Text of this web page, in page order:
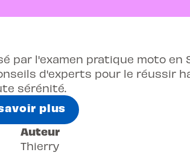
par l'examen pratique moto en
d'experts pour le réussir
sérénité.
plus
Auteur
Thierry